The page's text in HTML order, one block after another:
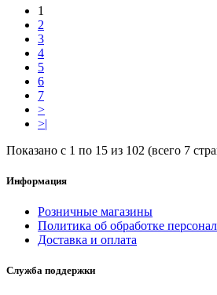
1
2
3
4
5
6
7
>
>|
Показано с 1 по 15 из 102 (всего 7
Информация
Розничные магазины
Политика об обработке
Доставка и оплата
Служба поддержки